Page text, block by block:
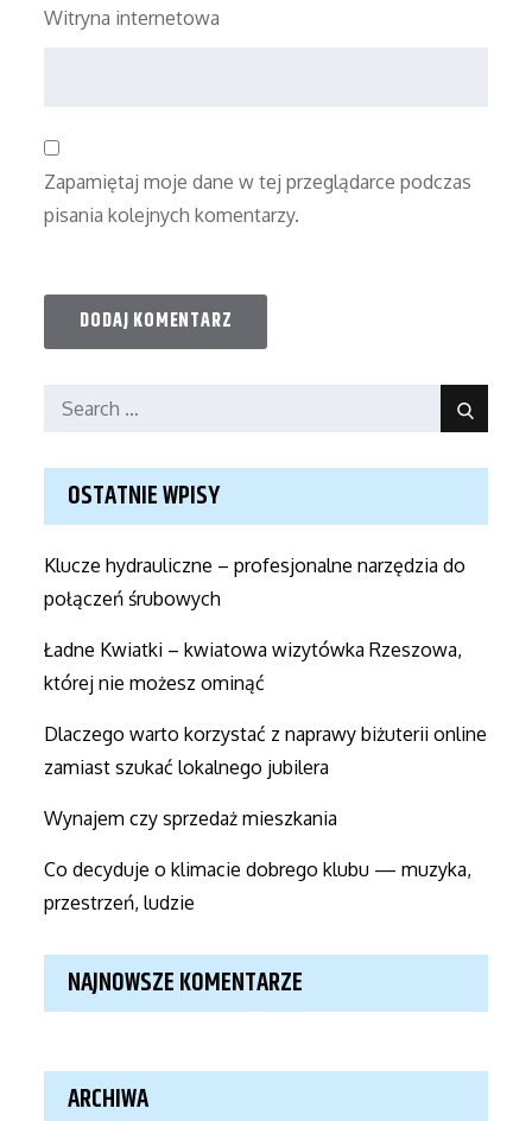
Witryna internetowa
Zapamiętaj moje dane w tej przeglądarce podczas
pisania kolejnych komentarzy.
Search
Search
OSTATNIE WPISY
Klucze hydrauliczne – profesjonalne narzędzia do
połączeń śrubowych
Ładne Kwiatki – kwiatowa wizytówka Rzeszowa,
której nie możesz ominąć
Dlaczego warto korzystać z naprawy biżuterii online
zamiast szukać lokalnego jubilera
Wynajem czy sprzedaż mieszkania
Co decyduje o klimacie dobrego klubu — muzyka,
przestrzeń, ludzie
NAJNOWSZE KOMENTARZE
ARCHIWA